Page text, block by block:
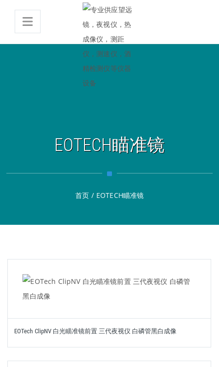
EOTECH瞄准镜
首页 / EOTECH瞄准镜
EOTech ClipNV 白光瞄准镜前置 三代夜视仪 白磷管黑白成像